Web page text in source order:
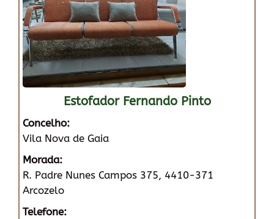
Estofador Fernando Pinto
Concelho:
Vila Nova de Gaia
Morada:
R. Padre Nunes Campos 375, 4410-371
Arcozelo
Telefone: